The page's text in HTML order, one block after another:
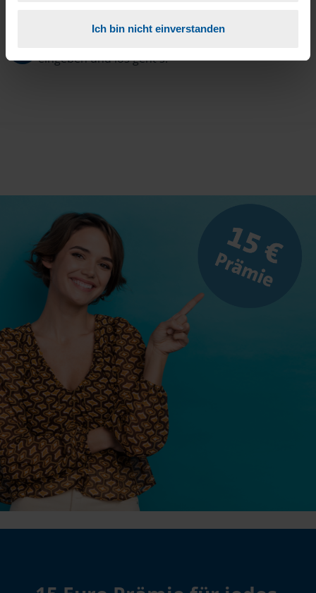
Ich bin nicht einverstanden
eingeben und los geht's.